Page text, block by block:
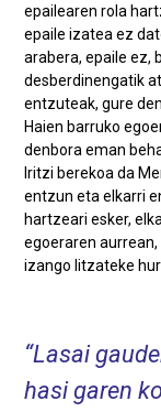
epailearen rola
epaile izatea ez
arabera, epaile ez,
desberdinengatik
entzuteak, gure
Haien barruko
denbora eman
Iritzi berekoa da
entzun eta elkarri
hartzeari esker,
egoeraren
izango litzateke
Lasai
hasi garen